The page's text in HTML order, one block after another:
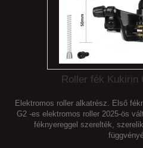
Roller fék Kukirin
Elektromos roller alkatrész. Első
G2 -es elektromos roller 2025-ös
féknyereggel szerelték,